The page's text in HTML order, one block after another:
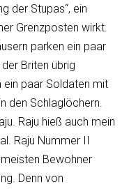
der Stupas“, ein
Grenzposten wirkt.
parken ein paar
Briten übrig
ein paar Soldaten mit
den Schlaglöchern.
Raju hieß auch mein
Raju Nummer II
Bewohner
Denn von